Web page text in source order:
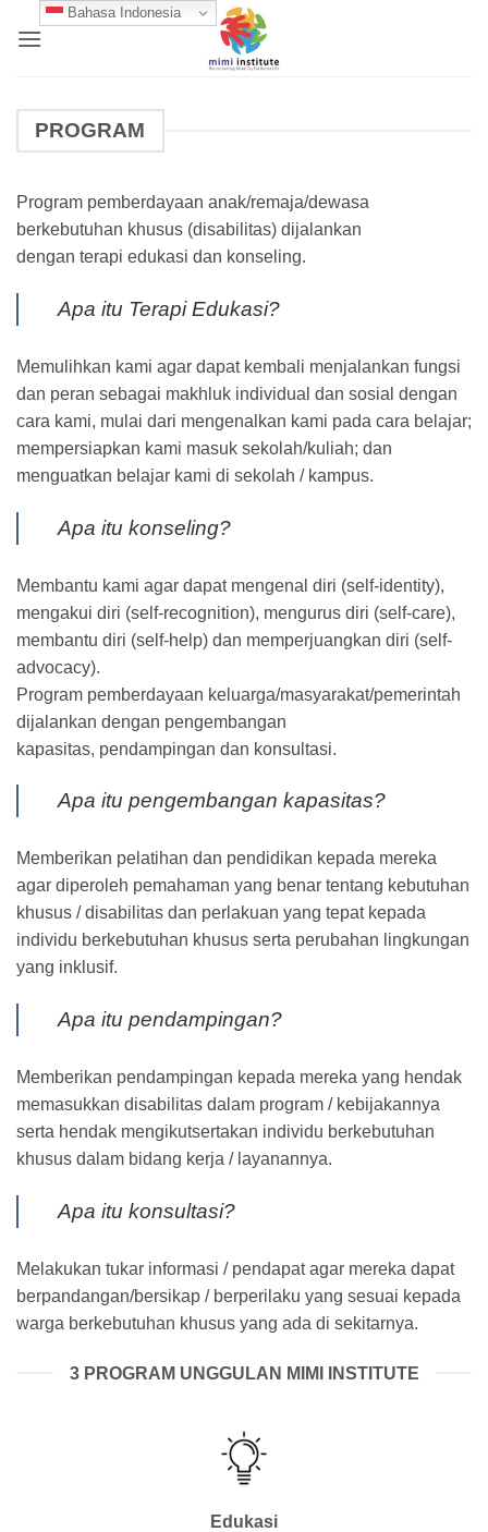
PROGRAM
Program pemberdayaan anak/remaja/dewasa
berkebutuhan khusus (disabilitas) dijalankan
dengan terapi edukasi dan konseling.
Apa itu Terapi Edukasi?
Memulihkan kami agar dapat kembali menjalankan fungsi
dan peran sebagai makhluk individual dan sosial dengan
cara kami, mulai dari mengenalkan kami pada cara belajar;
mempersiapkan kami masuk sekolah/kuliah; dan
menguatkan belajar kami di sekolah / kampus.
Apa itu konseling?
Membantu kami agar dapat mengenal diri (self-identity),
mengakui diri (self-recognition), mengurus diri (self-care),
membantu diri (self-help) dan memperjuangkan diri (self-
advocacy).
Program pemberdayaan keluarga/masyarakat/pemerintah
dijalankan dengan pengembangan
kapasitas, pendampingan dan konsultasi.
Apa itu pengembangan kapasitas?
Memberikan pelatihan dan pendidikan kepada mereka
agar diperoleh pemahaman yang benar tentang kebutuhan
khusus / disabilitas dan perlakuan yang tepat kepada
individu berkebutuhan khusus serta perubahan lingkungan
yang inklusif.
Apa itu pendampingan?
Memberikan pendampingan kepada mereka yang hendak
memasukkan disabilitas dalam program / kebijakannya
serta hendak mengikutsertakan individu berkebutuhan
khusus dalam bidang kerja / layanannya.
Apa itu konsultasi?
Melakukan tukar informasi / pendapat agar mereka dapat
berpandangan/bersikap / berperilaku yang sesuai kepada
warga berkebutuhan khusus yang ada di sekitarnya.
3 PROGRAM UNGGULAN MIMI INSTITUTE
Edukasi
Bahasa Indonesia